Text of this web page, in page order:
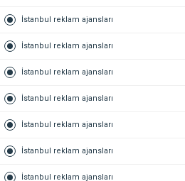
İstanbul reklam ajansları
İstanbul reklam ajansları
İstanbul reklam ajansları
İstanbul reklam ajansları
İstanbul reklam ajansları
İstanbul reklam ajansları
İstanbul reklam ajansları